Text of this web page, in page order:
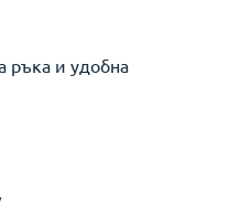
ръка и удобна